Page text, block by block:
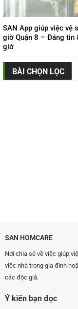
SAN App giúp việc vệ
giờ Quận 8 – Đáng tin
giờ
BÀI CHỌN LỌC
SAN HOMCARE
Nơi chia sẻ về việc giúp
việc nhà trong gia đình
các độc giả.
Ý kiến bạn đọc